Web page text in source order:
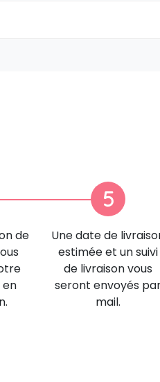
de
5
Une date de
estimée et un suivi
de livraison vous
seront envoyés
mail.